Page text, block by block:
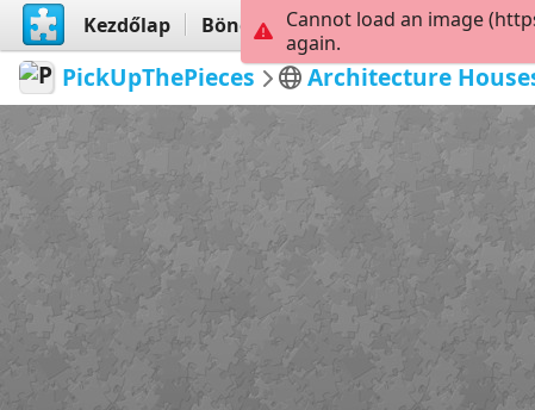
Kezdőlap Böngészés Létrehoz
PickUpThePieces Architecture
Cannot load an image
again.